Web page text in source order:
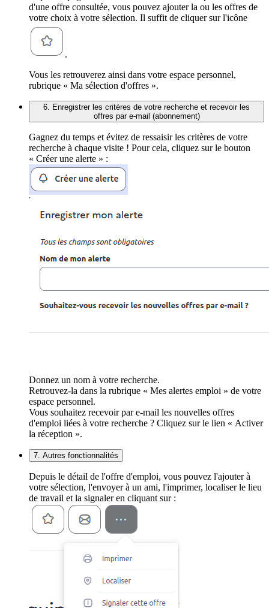
d'une offre consultée, vous pouvez ajouter la ou les offres de
votre choix à votre sélection. Il suffit de cliquer sur l'icône
.
Vous les retrouverez ainsi dans votre espace personnel,
rubrique « Ma sélection d'offres ».
6. Enregistrer les critères de votre recherche et recevoir les
offres par e-mail (abonnement)
Gagnez du temps et évitez de ressaisir les critères de votre
recherche à chaque visite ! Pour cela, cliquez sur le bouton
« Créer une alerte » :
Donnez un nom à votre recherche.
Retrouvez-la dans la rubrique « Mes alertes emploi » de votre
espace personnel.
Vous souhaitez recevoir par e-mail les nouvelles offres
d'emploi liées à votre recherche ? Cliquez sur le lien « Activer
la réception ».
7. Autres fonctionnalités
Depuis le détail de l'offre d'emploi, vous pouvez l'ajouter à
votre sélection, l'envoyer à un ami, l'imprimer, localiser le lieu
de travail et la signaler en cliquant sur :